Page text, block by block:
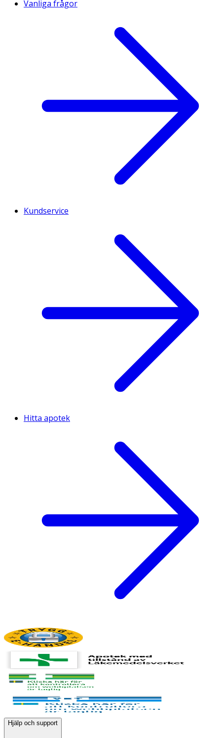
Vanliga frågor
Kundservice
Hitta apotek
Hjälp och support